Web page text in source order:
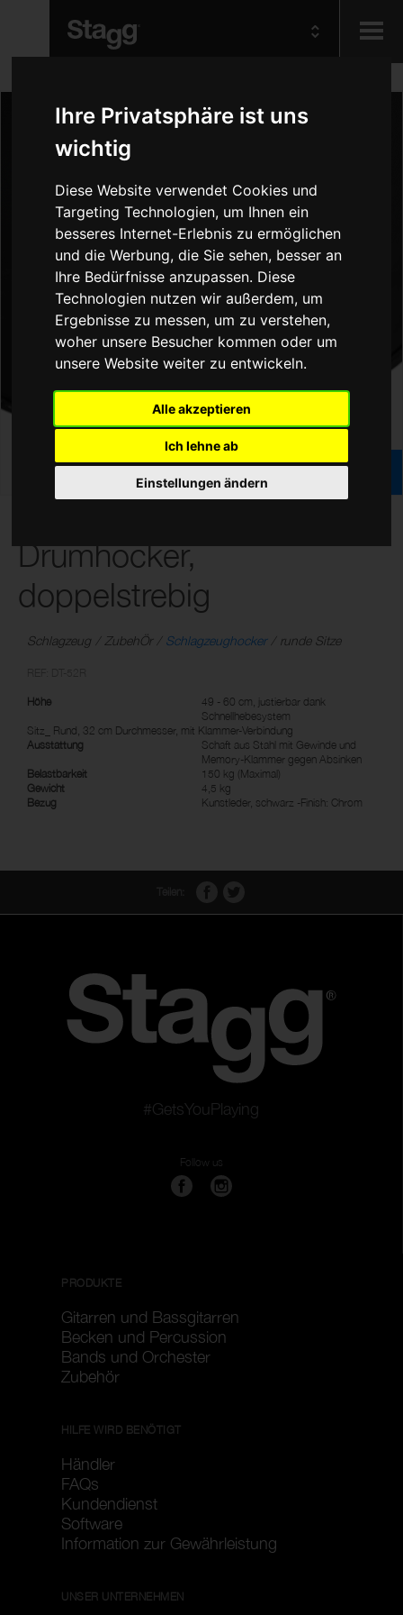
Ihre Privatsphäre ist uns
wichtig
Diese Website verwendet Cookies und
Targeting Technologien, um Ihnen ein
besseres Internet-Erlebnis zu ermöglichen
und die Werbung, die Sie sehen, besser an
Ihre Bedürfnisse anzupassen. Diese
Technologien nutzen wir außerdem, um
Ergebnisse zu messen, um zu verstehen,
woher unsere Besucher kommen oder um
unsere Website weiter zu entwickeln.
Alle akzeptieren
Ich lehne ab
Einstellungen ändern
Drumhocker,
doppelstrebig
Schlagzeug ZubehÖr Schlagzeughocker runde Sitze
Höhe
49 - 60 cm, justierbar dank
Schnellhebesystem
Sitz_ Rund, 32 cm Durchmesser, mit Klammer-Verbindung
Ausstattung
Schaft aus Stahl mit Gewinde und
Memory-Klammer gegen Absinken
Belastbarkeit
150 kg (Maximal)
Gewicht
4,5 kg
Bezug
Kunstleder, schwarz -Finish: Chrom
#GetsYouPlaying
Follow us
PRODUKTE
Gitarren und Bassgitarren
Becken und Percussion
Bands und Orchester
Zubehör
HILFE WIRD BENÖTIGT
Händler
FAQs
Kundendienst
Software
Information zur Gewährleistung
UNSER UNTERNEHMEN